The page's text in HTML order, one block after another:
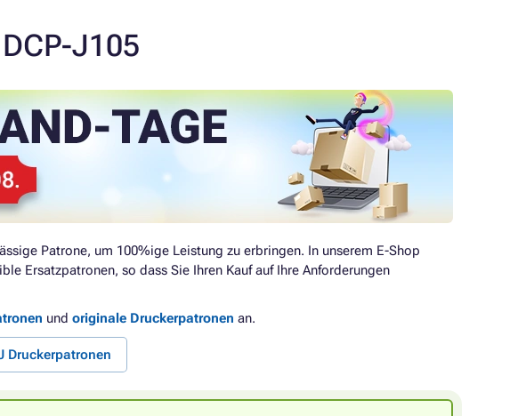
J105
Patrone, um 100%ige Leistung zu erbringen. In unserem E-Shop
Ersatzpatronen, so dass Sie Ihren Kauf auf Ihre Anforderungen
und originale Druckerpatronen an.
Druckerpatronen